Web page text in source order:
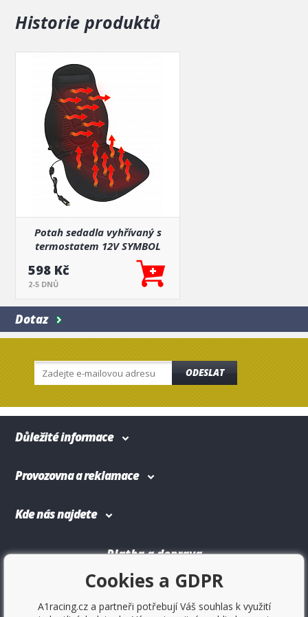
Historie produktů
Potah sedadla vyhřívaný s
termostatem 12V SYMBOL
598 Kč
2-5 DNŮ
Dotaz
ODESLAT
Důležité informace
Provozovna a reklamace
Kde nás najdete
Platba a doprava
Cookies a GDPR
A1racing.cz a partneři potřebují Váš souhlas k využití